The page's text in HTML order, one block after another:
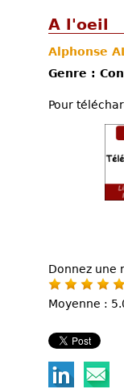
A l'oeil
Alphonse
Genre :
Pour
Donnez une
Moyenne :